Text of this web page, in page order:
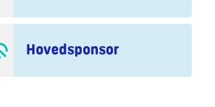
Hovedsponsor